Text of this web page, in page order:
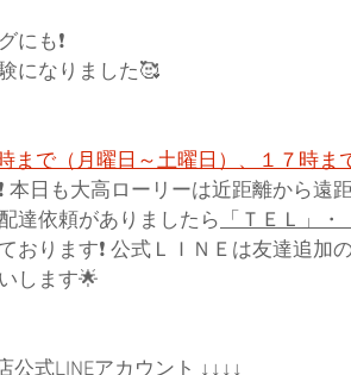
にも❗
になりました🥰
まで（月曜日～土曜日）、１７時ま
本日も大高ローリーは近距離から
達依頼がありましたら「ＴＥＬ」・
おります❗ 公式ＬＩＮＥは友達追加
します🌟